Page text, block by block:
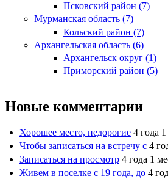
Псковский район (7)
Мурманская область (7)
Кольский район (7)
Архангельская область (6)
Архангельск округ (1)
Приморский район (5)
Новые комментарии
Хорошее место, недорогие 4 года
Чтобы записаться на встречу с 4
Записаться на просмотр 4 года 1
Живем в поселке с 19 года, до 4